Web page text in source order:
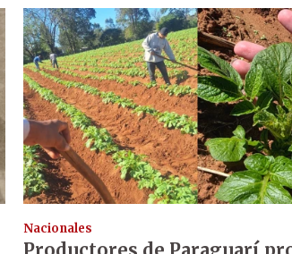
Nacionales